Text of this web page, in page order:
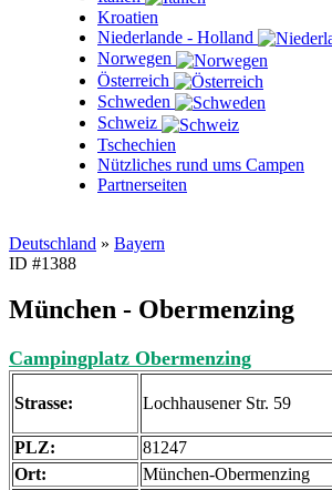
Kroatien
Niederlande - Holland
Norwegen
Österreich
Schweden
Schweiz
Tschechien
Nützliches rund ums Campen
Partnerseiten
Deutschland » Bayern
ID #1388
München - Obermenzing
Campingplatz Obermenzing
Strasse: Lochhausener Str. 59
PLZ:
81247
Ort:
München-Obermenzing